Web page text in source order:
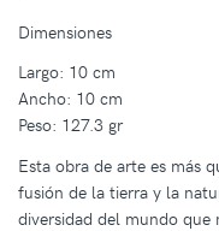
Dimensiones
Largo: 10 cm
Ancho: 10 cm
Peso: 127.3 gr
Esta obra de arte es más
fusión de la tierra y la
diversidad del mundo que